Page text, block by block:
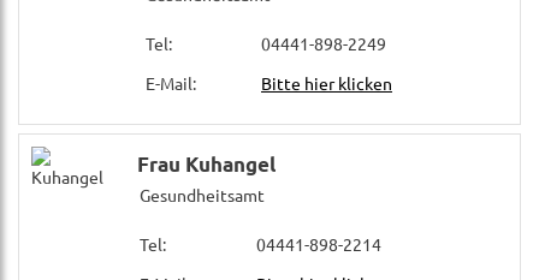
Tel:
04441-898-2249
E-Mail:
Bitte hier klicken
Frau Kuhangel
Gesundheitsamt
Tel:
04441-898-2214